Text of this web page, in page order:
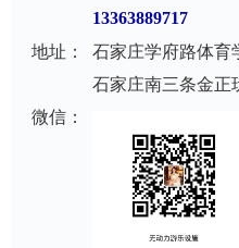
13363889717
地址：
石家庄学府路体育
石家庄南三条金正
微信：